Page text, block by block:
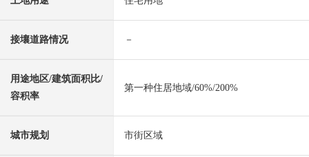
接壤道路情况 －
用途地区/建筑面积比/
容积率
第一种住居地域/60%/200%
城市规划 市街区域